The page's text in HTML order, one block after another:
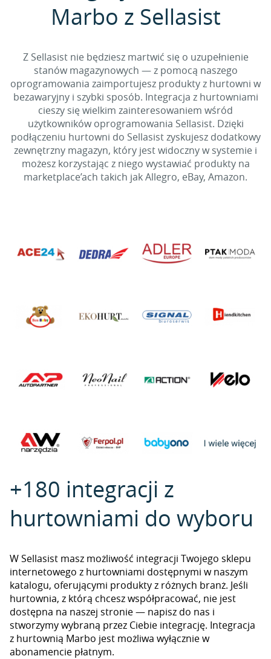
Marbo z Sellasist
Z Sellasist nie będziesz martwić się o uzupełnienie
stanów magazynowych — z pomocą naszego
oprogramowania zaimportujesz produkty z hurtowni w
bezawaryjny i szybki sposób. Integracja z hurtowniami
cieszy się wielkim zainteresowaniem wśród
użytkowników oprogramowania Sellasist. Dzięki
podłączeniu hurtowni do Sellasist zyskujesz dodatkowy
zewnętrzny magazyn, który jest widoczny w systemie i
możesz korzystając z niego wystawiać produkty na
marketplace’ach takich jak Allegro, eBay, Amazon.
+180 integracji z
hurtowniami do wyboru
W Sellasist masz możliwość integracji Twojego sklepu
internetowego z hurtowniami dostępnymi w naszym
katalogu, oferującymi produkty z różnych branż. Jeśli
hurtownia, z którą chcesz współpracować, nie jest
dostępna na naszej stronie — napisz do nas i
stworzymy wybraną przez Ciebie integrację. Integracja
z hurtownią Marbo jest możliwa wyłącznie w
abonamencie płatnym.